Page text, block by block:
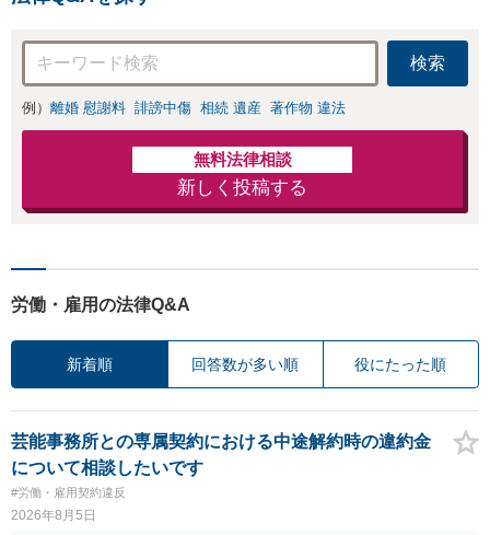
休日対応可】
検索
例） 離婚 慰謝料 誹謗中傷 相続 遺産 著作物 違法
無料法律相談
新しく投稿する
労働・雇用の法律Q&A
新着順 回答数が多い順 役にたった順
芸能事務所との専属契約における中途解約時の違約金
について相談したいです
#労働・雇用契約違反
2026年8月5日